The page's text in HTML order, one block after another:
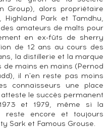
Group), alors propriétaire
Highland Park et Tamdhu,
amateurs de malts pour
en ex-fûts de sherry
de 12 ans au cours des
la distillerie et la marque
de mains en mains (Pernod
il n'en reste pas moins
connaisseurs une place
le succès permanent
et 1979, même si la
reste encore et toujours
Sark et Famous Grouse.